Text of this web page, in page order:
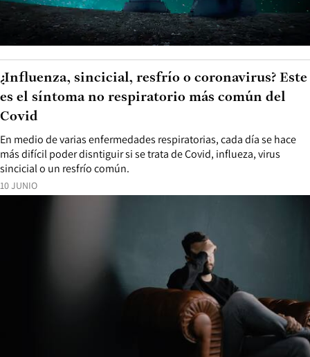
10 JUNIO
En medio de varias enfermedades respiratorias, cada día se hace
más difícil poder disntiguir si se trata de Covid, influeza, virus
sincicial o un resfrío común.
¿Influenza, sincicial, resfrío o coronavirus? Este
es el síntoma no respiratorio más común del
Covid